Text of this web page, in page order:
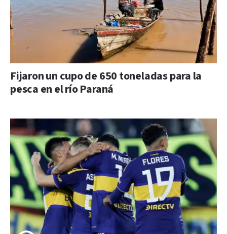
Fijaron un cupo de 650 toneladas para la
pesca en el río Paraná